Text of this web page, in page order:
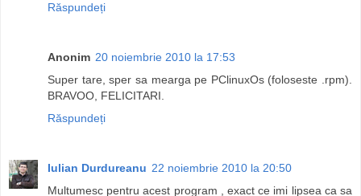
Răspundeți
Anonim 20 noiembrie 2010 la 17:53
Super tare, sper sa mearga pe PClinuxOs (foloseste .rpm).
BRAVOO, FELICITARI.
Răspundeți
Iulian Durdureanu 22 noiembrie 2010 la 20:50
Multumesc pentru acest program , exact ce imi lipsea ca sa